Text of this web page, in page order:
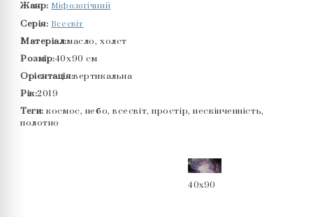
Жанр: Міфологічний
Серія: Всесвіт
Матеріал:масло, холст
Розмір:40x90 см
Орієнтація:вертикальна
Рік:2019
Теги: космос, небо, всесвіт, простір, нескінченність,
полотно
40x90